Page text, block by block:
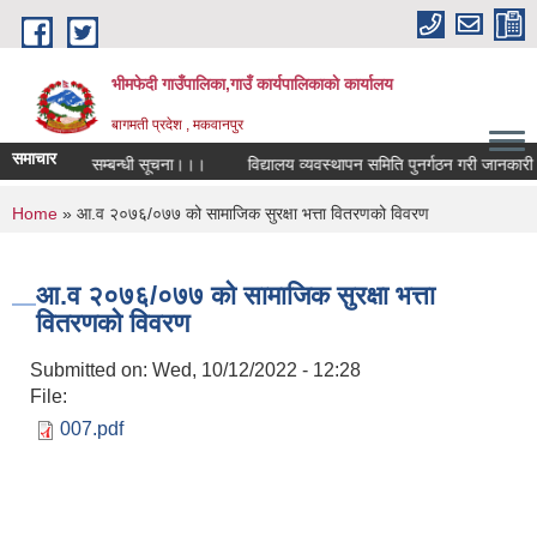
Skip to main content
भीमफेदी गाउँपालिका,गाउँ कार्यपालिकाकाे कार्यालय
बागमती प्रदेश , मकवानपुर
समाचार सम्बन्धी सूचना।।। विद्यालय व्यवस्थापन समिति पुनर्गठन गरी जानकारी
You are here
Home » आ.व २०७६/०७७ को सामाजिक सुरक्षा भत्ता वितरणको विवरण
आ.व २०७६/०७७ को सामाजिक सुरक्षा भत्ता
वितरणको विवरण
Submitted on: Wed, 10/12/2022 - 12:28
File:
007.pdf